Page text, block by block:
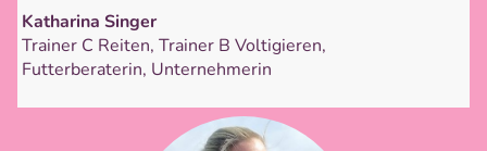
Katharina Singer
Trainer C Reiten, Trainer B Voltigieren,
Futterberaterin, Unternehmerin